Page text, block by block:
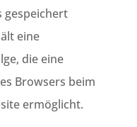
gespeichert
eine
die eine
Browsers beim
ermöglicht.